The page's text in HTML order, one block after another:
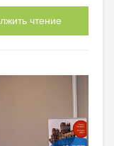
чтение